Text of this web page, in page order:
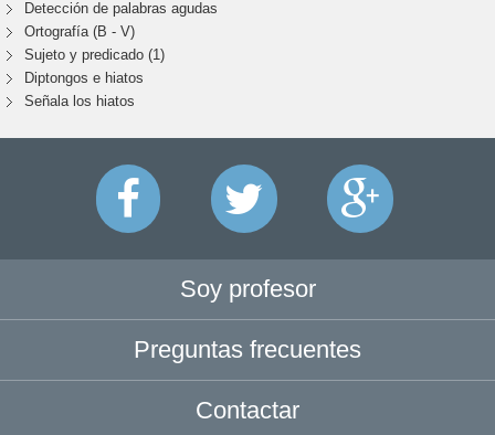
Detección de palabras agudas
Ortografía (B - V)
Sujeto y predicado (1)
Diptongos e hiatos
Señala los hiatos
Soy profesor
Preguntas frecuentes
Contactar